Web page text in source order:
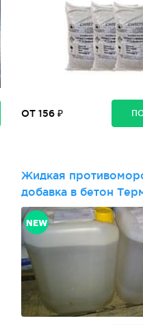
ОТ 156 ₽
Жидкая
добавка в бетон